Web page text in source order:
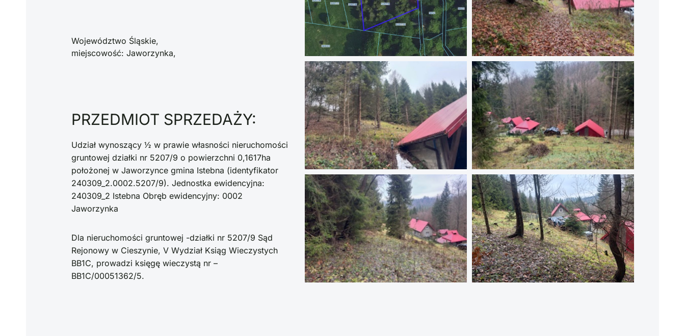
Województwo Śląskie,
miejscowość: Jaworzynka,
PRZEDMIOT SPRZEDAŻY:
Udział wynoszący ½ w prawie własności nieruchomości
gruntowej działki nr 5207/9 o powierzchni 0,1617ha
położonej w Jaworzynce gmina Istebna (identyfikator
240309_2.0002.5207/9). Jednostka ewidencyjna:
240309_2 Istebna Obręb ewidencyjny: 0002
Jaworzynka
Dla nieruchomości gruntowej -działki nr 5207/9 Sąd
Rejonowy w Cieszynie, V Wydział Ksiąg Wieczystych
BB1C, prowadzi księgę wieczystą nr –
BB1C/00051362/5.